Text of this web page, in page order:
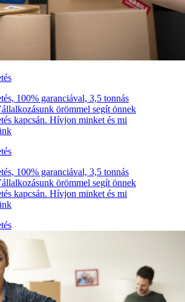
100% garanciával, 3,5 tonnás
örömmel segít önnek
kapcsán. Hívjon minket és mi
100% garanciával, 3,5 tonnás
örömmel segít önnek
kapcsán. Hívjon minket és mi